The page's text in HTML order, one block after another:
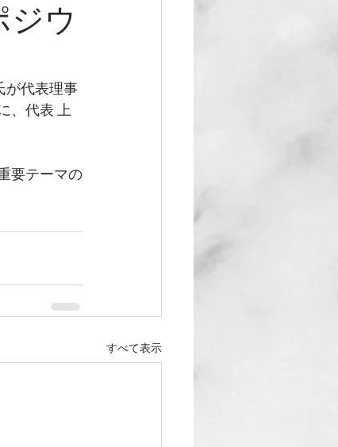
ジウ
、代表 上
要テーマの
すべて表示